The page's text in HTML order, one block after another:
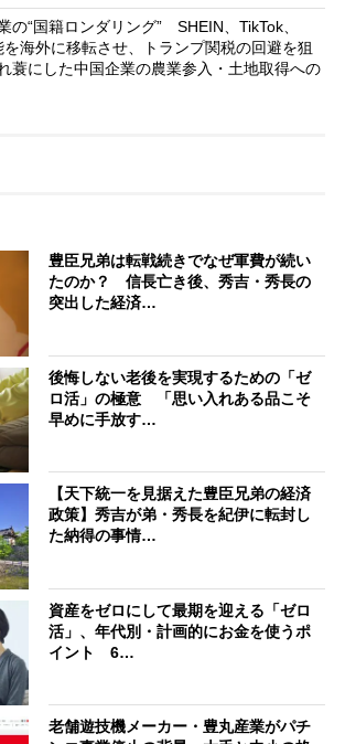
の“国籍ロンダリング” SHEIN、TikTok、
海外に移転させ、トランプ関税の回避を狙
蓑にした中国企業の農業参入・土地取得への
豊臣兄弟は転戦続きでなぜ軍費が続い
たのか？ 信長亡き後、秀吉・秀長の
突出した経済…
後悔しない老後を実現するための「ゼ
ロ活」の極意 「思い入れある品こそ
早めに手放す…
【天下統一を見据えた豊臣兄弟の経済
政策】秀吉が弟・秀長を紀伊に転封し
た納得の事情…
資産をゼロにして最期を迎える「ゼロ
活」、年代別・計画的にお金を使うポ
イント 6…
老舗遊技機メーカー・豊丸産業がパチ